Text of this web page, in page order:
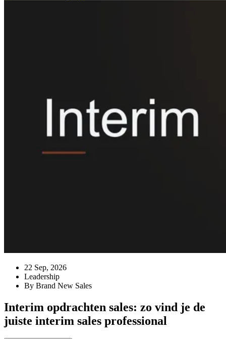
22 Sep, 2026
Leadership
By Brand New Sales
Interim opdrachten sales: zo vind je de
juiste interim sales professional